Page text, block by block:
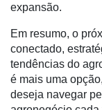
expansão.
Em resumo, o
conectado,
tendências do
é mais uma
deseja navegar